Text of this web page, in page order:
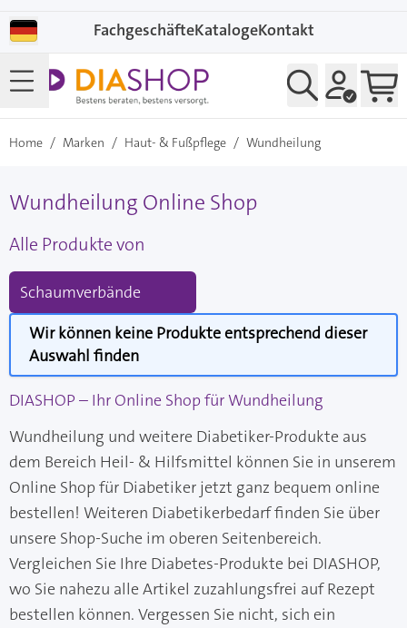
FachgeschäfteKatalogeKontakt
Home / Marken / Haut- & Fußpflege / Wundheilung
Wundheilung Online Shop
Alle Produkte von
Schaumverbände
Wir können keine Produkte entsprechend dieser
Auswahl finden
DIASHOP – Ihr Online Shop für Wundheilung
Wundheilung und weitere Diabetiker-Produkte aus
dem Bereich Heil- & Hilfsmittel können Sie in unserem
Online Shop für Diabetiker jetzt ganz bequem online
bestellen! Weiteren Diabetikerbedarf finden Sie über
unsere Shop-Suche im oberen Seitenbereich.
Vergleichen Sie Ihre Diabetes-Produkte bei DIASHOP,
wo Sie nahezu alle Artikel zuzahlungsfrei auf Rezept
bestellen können. Vergessen Sie nicht, sich ein